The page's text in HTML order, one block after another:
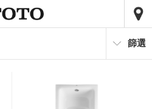
篩選